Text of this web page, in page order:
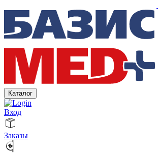
Каталог
Вход
Заказы